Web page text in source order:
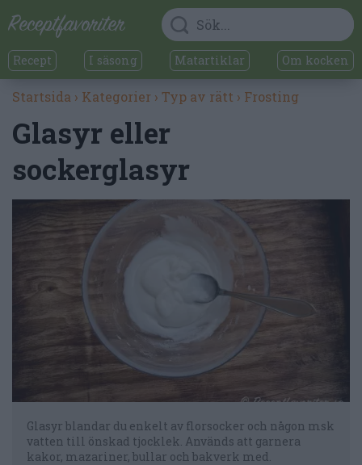
Recept I säsong Matartiklar Om kocken
Startsida › Kategorier › Typ av rätt › Frosting
Glasyr eller
sockerglasyr
Glasyr blandar du enkelt av florsocker och någon msk
vatten till önskad tjocklek. Används att garnera
kakor, mazariner, bullar och bakverk med.